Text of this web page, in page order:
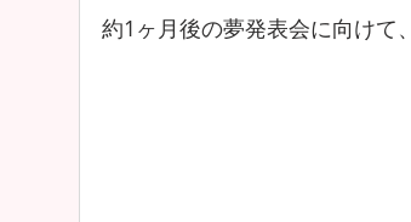
約1ヶ月後の夢発表会に向けて